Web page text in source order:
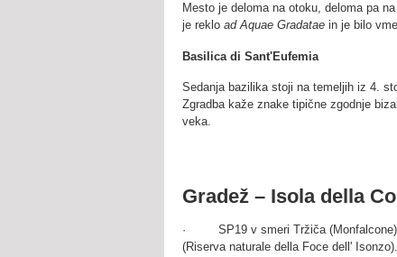
Mesto je deloma na otoku, deloma pa
je reklo ad Aquae Gradatae in je bilo
Basilica di Sant'Eufemia
Sedanja bazilika stoji na temeljih iz 4.
Zgradba kaže znake tipične zgodnje
veka.
Gradež – Isola della
· SP19 v smeri Tržiča (Monfalcone),
(Riserva naturale della Foce dell' Isonzo).